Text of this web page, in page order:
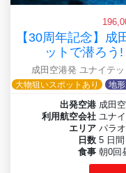
【30周年記念】
ットで潜ろう
成田空港発 ユナイテ
大物狙いスポットあり
地
出発空港 成田
利用航空会社 ユナ
エリア パラオ
日数 5 日間
食事 朝0回